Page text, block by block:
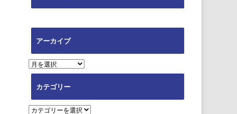
アーカイブ
ア
ー
ブ
カテゴリー
カ